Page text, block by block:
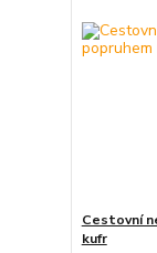
Cestovní
kufr